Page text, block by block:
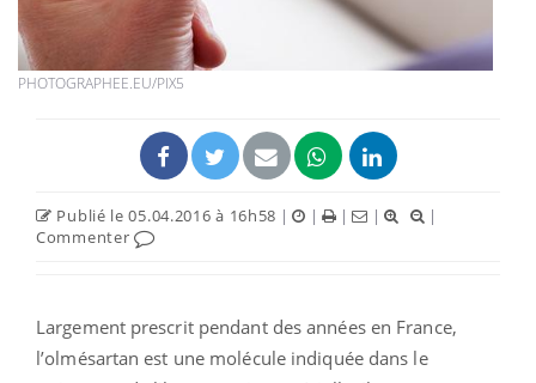
PHOTOGRAPHEE.EU/PIX5
Publié le 05.04.2016 à 16h58 | | | |
|
Commenter
Largement prescrit pendant des années en France,
l’olmésartan est une molécule indiquée dans le